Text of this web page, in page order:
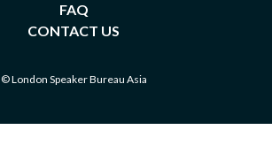
FAQ
CONTACT US
© London Speaker Bureau Asia